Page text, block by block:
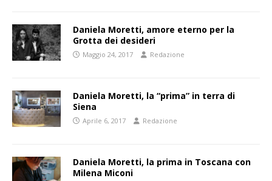
Daniela Moretti, amore eterno per la
Grotta dei desideri
Maggio 24, 2017 Redazione
Daniela Moretti, la “prima” in terra di
Siena
Aprile 6, 2017 Redazione
Daniela Moretti, la prima in Toscana con
Milena Miconi